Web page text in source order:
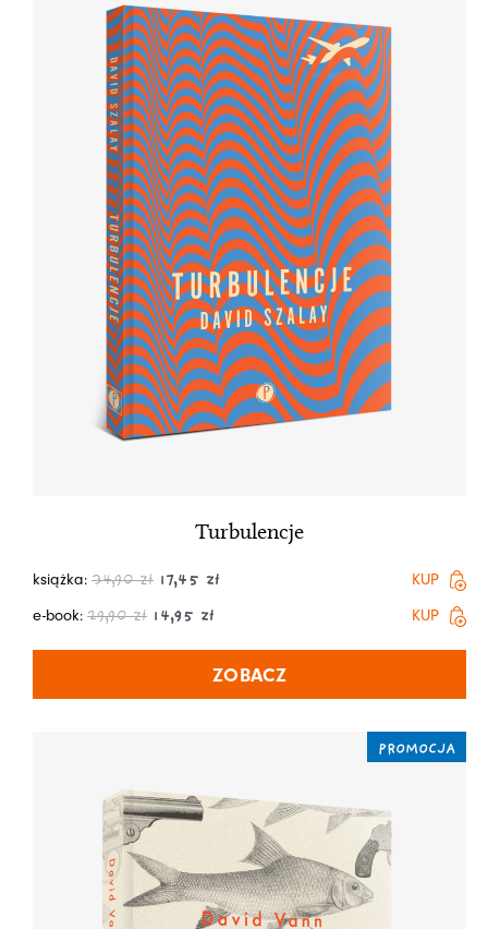
Turbulencje
książka: 34,90zł 17,45 zł
KUP
e-book: 29,90zł 14,95 zł KUP
ZOBACZ
PROMOCJA